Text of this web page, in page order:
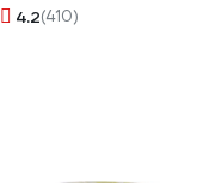
банка 1,9 кг 214722
4.2(410)